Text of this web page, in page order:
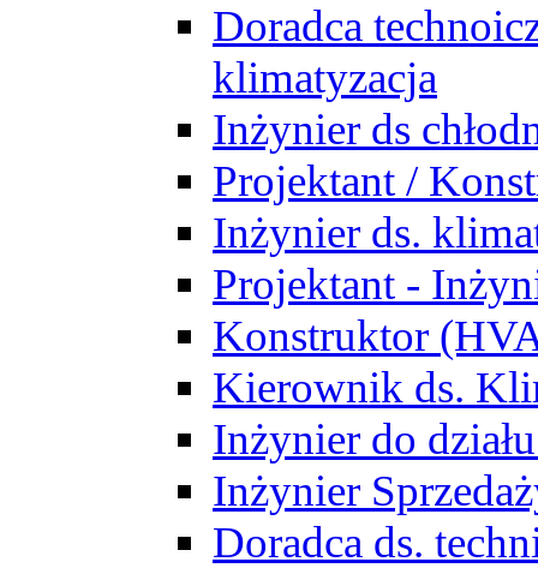
Doradca
klimatyzacja
Inżynier ds
Projektant /
Inżynier ds.
Projektant -
Konstruktor
Kierownik ds.
Inżynier do
Inżynier
Doradca ds.